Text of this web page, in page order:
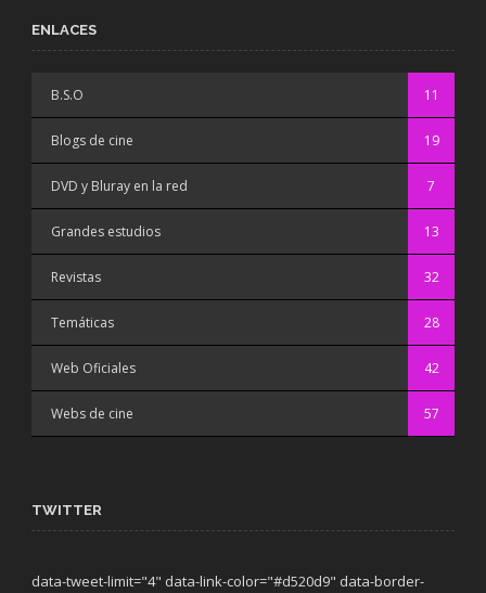
ENLACES
B.S.O 11
Blogs de cine 19
DVD y Bluray en la red 7
Grandes estudios 13
Revistas 32
Temáticas 28
Web Oficiales 42
Webs de cine 57
TWITTER
data-tweet-limit="4" data-link-color="#d520d9" data-border-